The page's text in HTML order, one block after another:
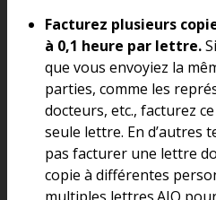
Facturez plusieurs
à 0,1 heure par lettre.
que vous envoyiez la
parties, comme les
docteurs, etc., facturez
seule lettre. En d’autres
pas facturer une lettre
copie à différentes